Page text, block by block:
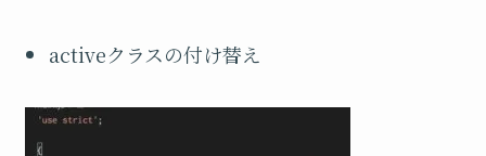
activeクラスの付け替え